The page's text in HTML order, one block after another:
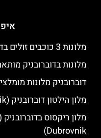
מלונות 3 כוכבים זולים בדוברובניק
מלונות בדוברובניק
דוברובניק מלונות
מלון הילטון דוברובניק (Hilton Imperial Dubrovnik)
Dubrovnik)